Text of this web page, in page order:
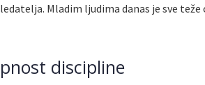
Mladim ljudima danas je sve
discipline